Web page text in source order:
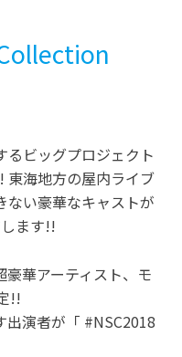
るビッグプロジェクト
東海地方の屋内ライブ
ない豪華なキャストが
ます!!
華アーティスト、モ
!!
演者が「 #NSC2018